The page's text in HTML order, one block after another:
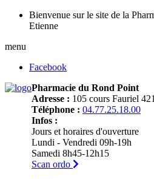
Bienvenue sur le site de la
Etienne
menu
Facebook
Pharmacie du Rond Point
Adresse : 105 cours Fauriel
Téléphone : 04.77.25.18.00
Infos :
Jours et horaires d'ouverture
Lundi - Vendredi 09h-19h
Samedi 8h45-12h15
Scan ordo